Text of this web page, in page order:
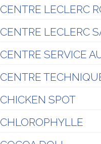
CENTRE LECLERC
CENTRE LECLERC
CENTRE SERVICE
CENTRE
CHICKEN SPOT
CHLOROPHYLLE